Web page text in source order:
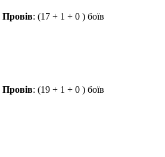
Провів: (17 + 1 + 0 ) боїв
Провів: (19 + 1 + 0 ) боїв